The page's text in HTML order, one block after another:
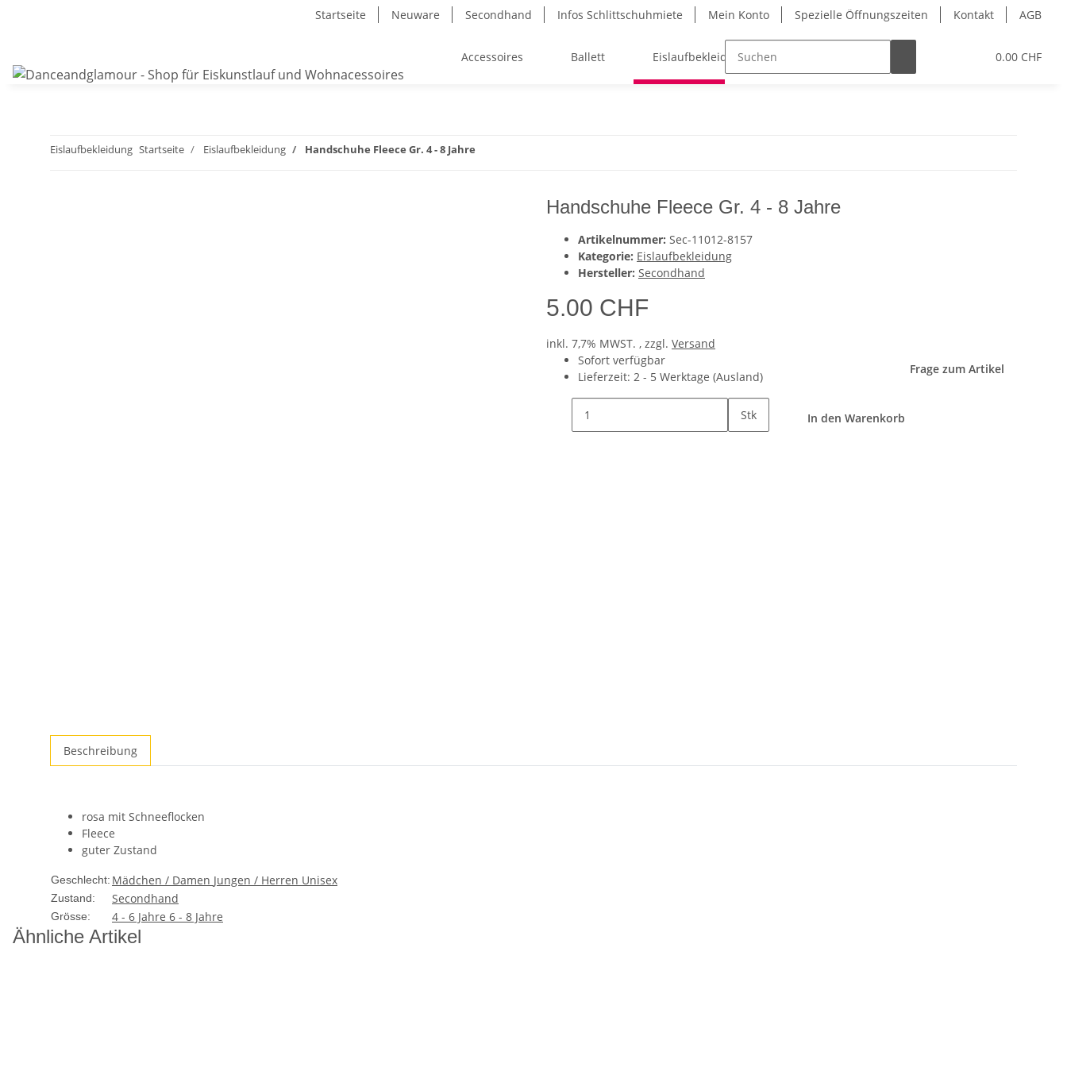
Startseite Neuware Secondhand Infos Schlittschuhmiete Mein Konto Spezielle Öffnungszeiten Kontakt AGB
0.00 CHF
Accessoires Ballett Eislaufbekleidung
Eislaufbekleidung Startseite Eislaufbekleidung Handschuhe Fleece Gr. 4 - 8 Jahre
Handschuhe Fleece Gr. 4 - 8 Jahre
Artikelnummer: Sec-11012-8157
Kategorie: Eislaufbekleidung
Hersteller: Secondhand
5.00 CHF
inkl. 7,7% MWST. , zzgl. Versand
Sofort verfügbar
Lieferzeit: 2 - 5 Werktage (Ausland)
Frage zum Artikel
Stk In den Warenkorb
Beschreibung
rosa mit Schneeflocken
Fleece
guter Zustand
Geschlecht: Mädchen / Damen Jungen / Herren Unisex
Zustand: Secondhand
Grösse: 4 - 6 Jahre 6 - 8 Jahre
Ähnliche Artikel